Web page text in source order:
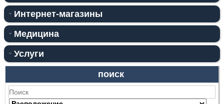
Интернет-магазины
Медицина
Услуги
поиск